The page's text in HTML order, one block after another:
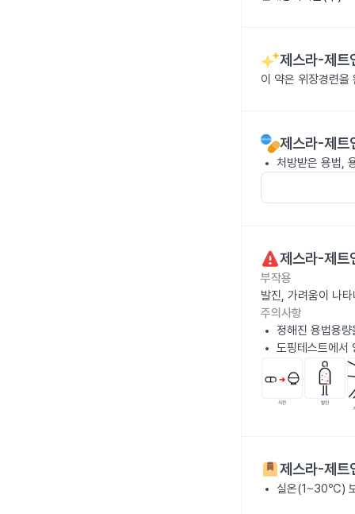
제스라-제트
이 약은 위장경련을
제스라-제트
처방받은 용법,
제스라-제트
부작용
발진, 가려움이 나
주의사항
정해진 용법용
도핑테스트에서
제스라-제트
실온(1~30℃)